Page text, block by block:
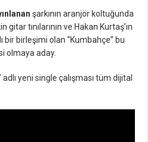
şarkının aranjör koltuğunda
gitar tınılarının ve Hakan Kurtaş’ın
bir birleşimi olan “Kumbahçe” bu
olmaya aday.
adlı yeni single çalışması tüm dijital